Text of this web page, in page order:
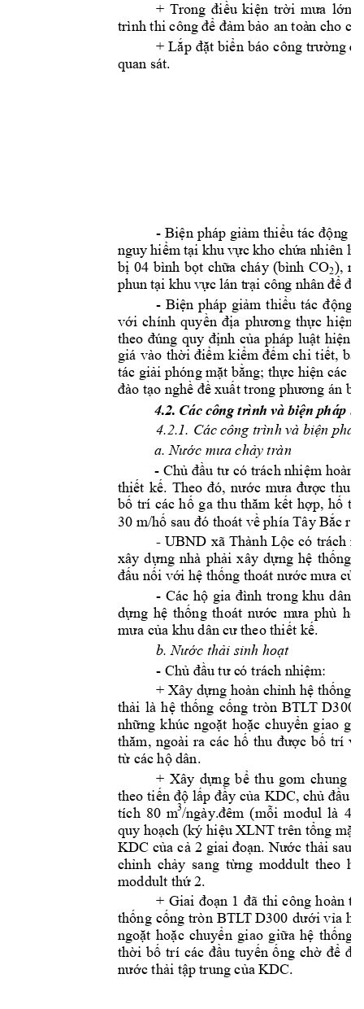
+ Trong điều kiện trời mưa lớn
trình thi công để đảm bảo an toàn cho c
+ Lắp đặt biển báo công trường đ
quan sát.
- Biện pháp giảm thiểu tác động
nguy hiểm tại khu vực kho chứa nhiên l
bị 04 bình bọt chữa cháy (bình CO2),
phun tại khu vực lán trại công nhân để đề
- Biện pháp giảm thiểu tác động
với chính quyền địa phương thực hiện
theo đúng quy định của pháp luật hiện
giá vào thời điểm kiểm đếm chi tiết,
tác giải phóng mặt bằng; thực hiện các
đào tạo nghề đề xuất trong phương án
4.2. Các công trình và biện pháp b
4.2.1. Các công trình và biện
a. Nước mưa chảy tràn
- Chủ đầu tư có trách nhiệm hoàn
thiết kế. Theo đó, nước mưa được thu
bố trí các hố ga thu thăm kết hợp, hố
30 m/hố sau đó thoát về phía Tây Bắc ra
- UBND xã Thành Lộc có trách
xây dựng nhà phải xây dựng hệ thống
đấu nối với hệ thống thoát nước mưa
- Các hộ gia đình trong khu dân
dựng hệ thống thoát nước mưa phù
mưa của khu dân cư theo thiết kế.
b. Nước thải sinh hoạt
- Chủ đầu tư có trách nhiệm:
+ Xây dựng hoàn chỉnh hệ thống
thải là hệ thống cống tròn BTLT D300
những khúc ngoặt hoặc chuyển giao
thăm, ngoài ra các hố thu được bố trí
từ các hộ dân.
+ Xây dựng bể thu gom chung
theo tiến độ lấp đầy của KDC, chủ đầu t
tích 80 m3/ngày.đêm (mỗi modul là 40
quy hoạch (ký hiệu XLNT trên tổng mặt
KDC của cả 2 giai đoạn. Nước thải sau
chỉnh chảy sang từng moddult theo h
moddult thứ 2.
+ Giai đoạn 1 đã thi công hoàn
thống cống tròn BTLT D300 dưới vỉa h
ngoặt hoặc chuyển giao giữa hệ thống
thời bố trí các đầu tuyến ống chờ để đ
nước thải tập trung của KDC.